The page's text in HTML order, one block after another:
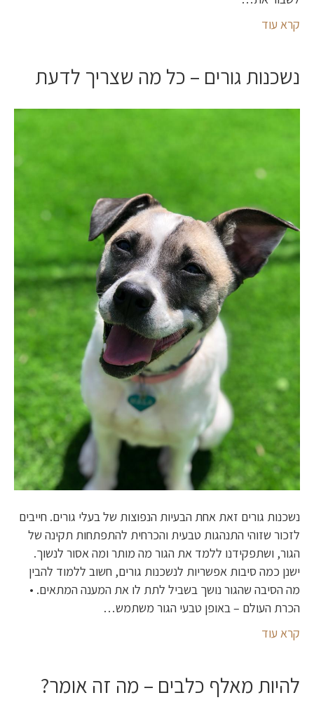
קרא עוד
נשכנות גורים – כל מה שצריך לדעת
נשכנות גורים זאת אחת הבעיות הנפוצות של בעלי גורים. חייבים
לזכור שזוהי התנהגות טבעית והכרחית להתפתחות תקינה של
הגור, ושתפקידנו ללמד את הגור מה מותר ומה אסור לנשוך.
ישנן כמה סיבות אפשריות לנשכנות גורים, חשוב ללמוד להבין
מה הסיבה שהגור נושך בשביל לתת לו את המענה המתאים. •
הכרת העולם – באופן טבעי הגור משתמש…
קרא עוד
להיות מאלף כלבים – מה זה אומר?